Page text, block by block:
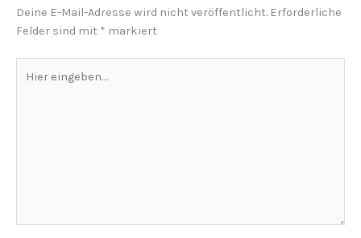
Deine E-Mail-Adresse wird nicht veröffentlicht. Erforderliche
Felder sind mit * markiert
eingeben…